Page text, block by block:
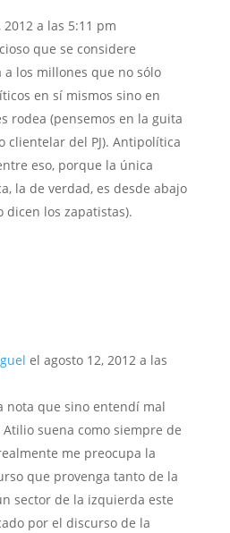
2012 a las 5:11 pm
que se considere
los millones que no sólo
en sí mismos sino en
rodea (pensemos en la guita
clientelar del PJ). Antipolítica
eso, porque la única
la de verdad, es desde abajo
dicen los zapatistas).
el agosto 12, 2012 a las
nota que sino entendí mal
suena como siempre de
me preocupa la
que provenga tanto de la
sector de la izquierda este
por el discurso de la